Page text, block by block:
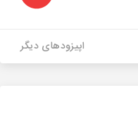
اپیزودهای دیگر